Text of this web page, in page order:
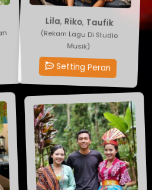
Lila ,Riko ,Taufik
(Rekam Lagu Di Studio
Musik)
Setting Peran